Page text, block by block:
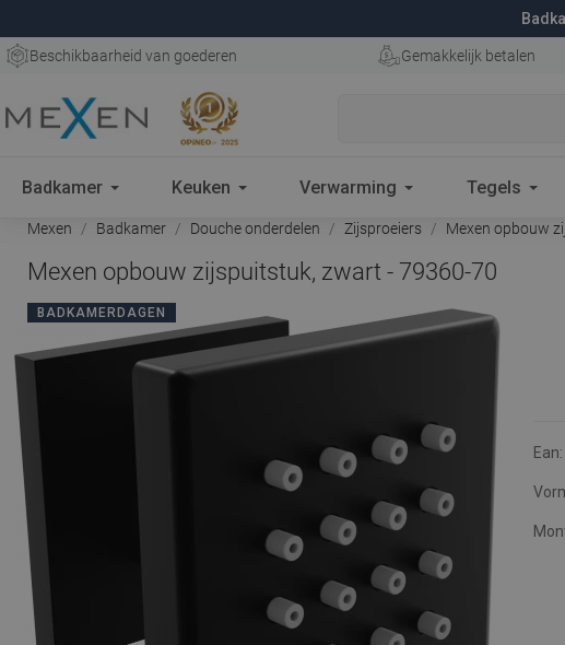
Beschikbaarheid van goederen Gemakkelijk betalen
Badkamer Keuken Verwarming Tegels
Mexen Badkamer Douche onderdelen Zijsproeiers Mexen opbouw
Mexen opbouw zijspuitstuk, zwart - 79360-70
BADKAMERDAGEN
Ean: